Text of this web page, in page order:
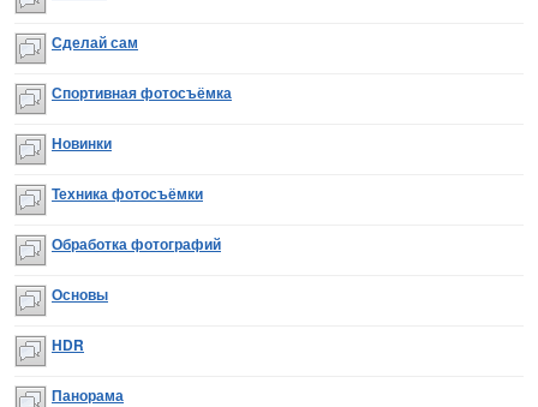
Сделай сам
Спортивная фотосъёмка
Новинки
Техника фотосъёмки
Обработка фотографий
Основы
HDR
Панорама